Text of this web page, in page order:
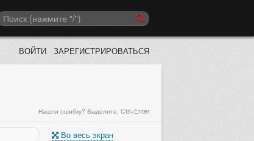
ВОЙТИ ЗАРЕГИСТРИРОВАТЬСЯ
Нашли ошибку? Выделите, Ctrl+Enter
Во весь экран